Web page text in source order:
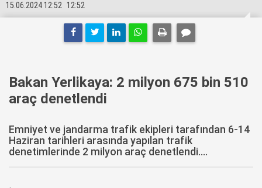
12:52
15.06.2024 12:52
Bakan Yerlikaya: 2 milyon 675 bin 510
araç denetlendi
Emniyet ve jandarma trafik ekipleri tarafından 6-14
Haziran tarihleri arasında yapılan trafik
denetimlerinde 2 milyon araç denetlendi....